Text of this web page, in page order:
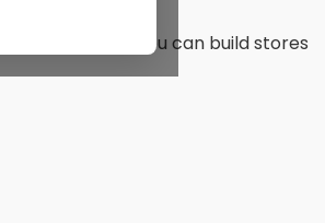
use toolset, you can build stores